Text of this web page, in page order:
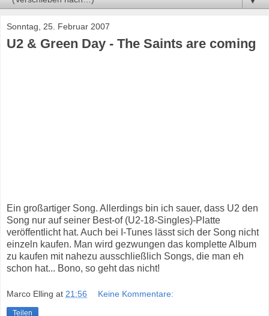
Sonntag, 25. Februar 2007
U2 & Green Day - The Saints are coming
Ein großartiger Song. Allerdings bin ich sauer, dass U2 den
Song nur auf seiner Best-of (U2-18-Singles)-Platte
veröffentlicht hat. Auch bei I-Tunes lässt sich der Song nicht
einzeln kaufen. Man wird gezwungen das komplette Album
zu kaufen mit nahezu ausschließlich Songs, die man eh
schon hat... Bono, so geht das nicht!
Marco Elling at 21:56 Keine Kommentare:
Teilen